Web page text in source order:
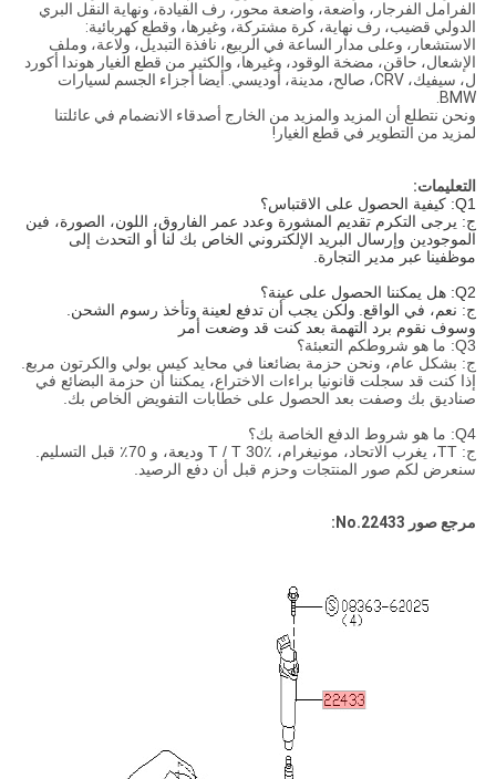
الفرامل الفرجار، واضعة، واضعة محور، رف القيادة، ونهاية النقل البري
الدولي قضيب، رف نهاية، كرة مشتركة، وغيرها، وقطع كهربائية:
الاستشعار، وعلى مدار الساعة في الربيع، نافذة التبديل، ولاعة، وملف
الإشعال، حاقن، مضخة الوقود، وغيرها، والكثير من قطع الغيار هوندا أكورد
ل، سيفيك، CRV، صالح، مدينة، أوديسي. أيضا أجزاء الجسم لسيارات
BMW.
ونحن نتطلع أن المزيد والمزيد من الخارج أصدقاء الانضمام في عائلتنا
لمزيد من التطوير في قطع الغيار!
التعليمات:
Q1: كيفية الحصول على الاقتباس؟
ج: يرجى التكرم تقديم المشورة وعدد عمر الفاروق، اللون، الصورة، فين
الموجودين وإرسال البريد الإلكتروني الخاص بك لنا أو التحدث إلى
موظفينا عبر مدير التجارة.
Q2: هل يمكننا الحصول على عينة؟
ج: نعم، في الواقع. ولكن يجب أن تدفع لعينة وتأخذ رسوم الشحن.
وسوف نقوم برد التهمة بعد كنت قد وضعت أمر
Q3: ما هو شروطكم التعبئة؟
ج: بشكل عام، ونحن حزمة بضائعنا في محايد كيس بولي والكرتون مربع.
إذا كنت قد سجلت قانونيا براءات الاختراع، يمكننا أن حزمة البضائع في
صناديق بك وصفت بعد الحصول على خطابات التفويض الخاص بك.
Q4: ما هو شروط الدفع الخاصة بك؟
ج: TT، يغرب الاتحاد، مونيغرام، T / T 30٪ وديعة، و 70٪ قبل التسليم.
سنعرض لكم صور المنتجات وحزم قبل أن دفع الرصيد.
مرجع صور No.22433: